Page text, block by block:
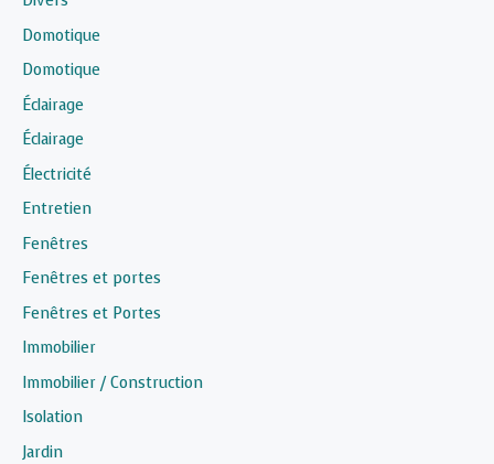
Domotique
Domotique
Éclairage
Éclairage
Électricité
Entretien
Fenêtres
Fenêtres et portes
Fenêtres et Portes
Immobilier
Immobilier / Construction
Isolation
Jardin